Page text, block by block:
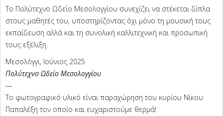
Το Πολύτεχνο Ωδείο Μεσολογγίου συνεχίζει να στέκεται δίπλα
στους μαθητές του, υποστηρίζοντας όχι μόνο τη μουσική τους
εκπαίδευση αλλά και τη συνολική καλλιτεχνική και προσωπική
τους εξέλιξη.
Μεσολόγγι, Ιούνιος 2025
Πολύτεχνο Ωδείο Μεσολογγίου
—
Το φωτογραφικό υλικό είναι παραχώρηση του κυρίου Νίκου
Παπαλέξη τον οποίο και ευχαριστούμε θερμά!